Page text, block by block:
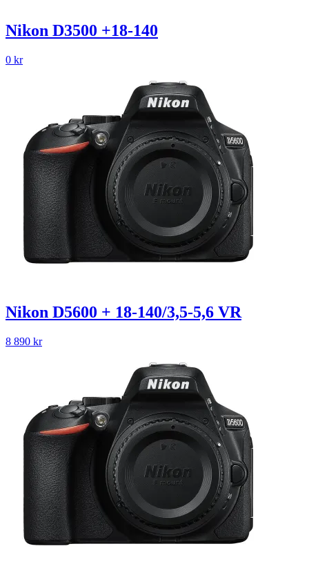
Nikon D3500 +18-140
0 kr
Nikon D5600 + 18-140/3,5-5,6 VR
8 890 kr